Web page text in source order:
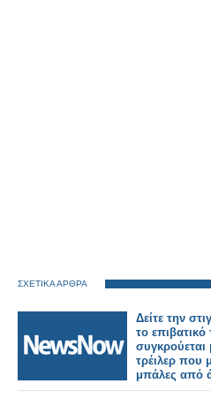
ΣΧΕΤΙΚΑ ΑΡΘΡΑ
Δείτε την
το επιβατικό
συγκρούεται
τρέιλερ που
μπάλες από